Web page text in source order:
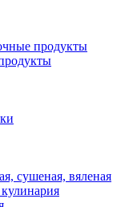
продукты
сушеная, вяленая